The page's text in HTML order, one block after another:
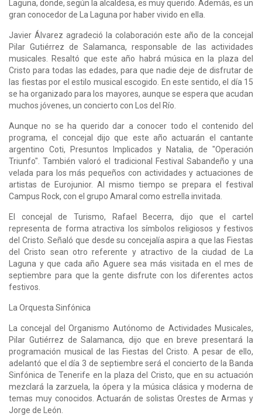
Laguna, donde, según la alcaldesa, es muy querido. Además, es un
gran conocedor de La Laguna por haber vivido en ella.
Javier Álvarez agradeció la colaboración este año de la concejal
Pilar Gutiérrez de Salamanca, responsable de las actividades
musicales. Resaltó que este año habrá música en la plaza del
Cristo para todas las edades, para que nadie deje de disfrutar de
las fiestas por el estilo musical escogido. En este sentido, el día 15
se ha organizado para los mayores, aunque se espera que acudan
muchos jóvenes, un concierto con Los del Río.
Aunque no se ha querido dar a conocer todo el contenido del
programa, el concejal dijo que este año actuarán el cantante
argentino Coti, Presuntos Implicados y Natalia, de "Operación
Triunfo". También valoró el tradicional Festival Sabandeño y una
velada para los más pequeños con actividades y actuaciones de
artistas de Eurojunior. Al mismo tiempo se prepara el festival
Campus Rock, con el grupo Amaral como estrella invitada.
El concejal de Turismo, Rafael Becerra, dijo que el cartel
representa de forma atractiva los símbolos religiosos y festivos
del Cristo. Señaló que desde su concejalía aspira a que las Fiestas
del Cristo sean otro referente y atractivo de la ciudad de La
Laguna y que cada año Aguere sea más visitada en el mes de
septiembre para que la gente disfrute con los diferentes actos
festivos.
La Orquesta Sinfónica
La concejal del Organismo Autónomo de Actividades Musicales,
Pilar Gutiérrez de Salamanca, dijo que en breve presentará la
programación musical de las Fiestas del Cristo. A pesar de ello,
adelantó que el día 3 de septiembre será el concierto de la Banda
Sinfónica de Tenerife en la plaza del Cristo, que en su actuación
mezclará la zarzuela, la ópera y la música clásica y moderna de
temas muy conocidos. Actuarán de solistas Orestes de Armas y
Jorge de León.